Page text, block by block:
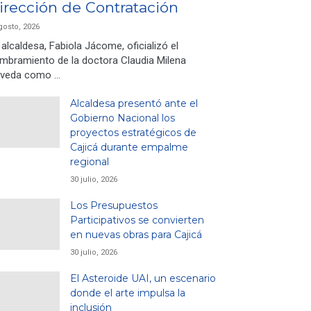
de Contratación
2026
Fabiola Jácome, oficializó el
de la doctora Claudia Milena
como …
Alcaldesa presentó ante el
Gobierno Nacional los
proyectos estratégicos de
Cajicá durante empalme
regional
30 julio, 2026
Los Presupuestos
Participativos se convierten
en nuevas obras para Cajicá
30 julio, 2026
El Asteroide UAI, un escenario
donde el arte impulsa la
inclusión